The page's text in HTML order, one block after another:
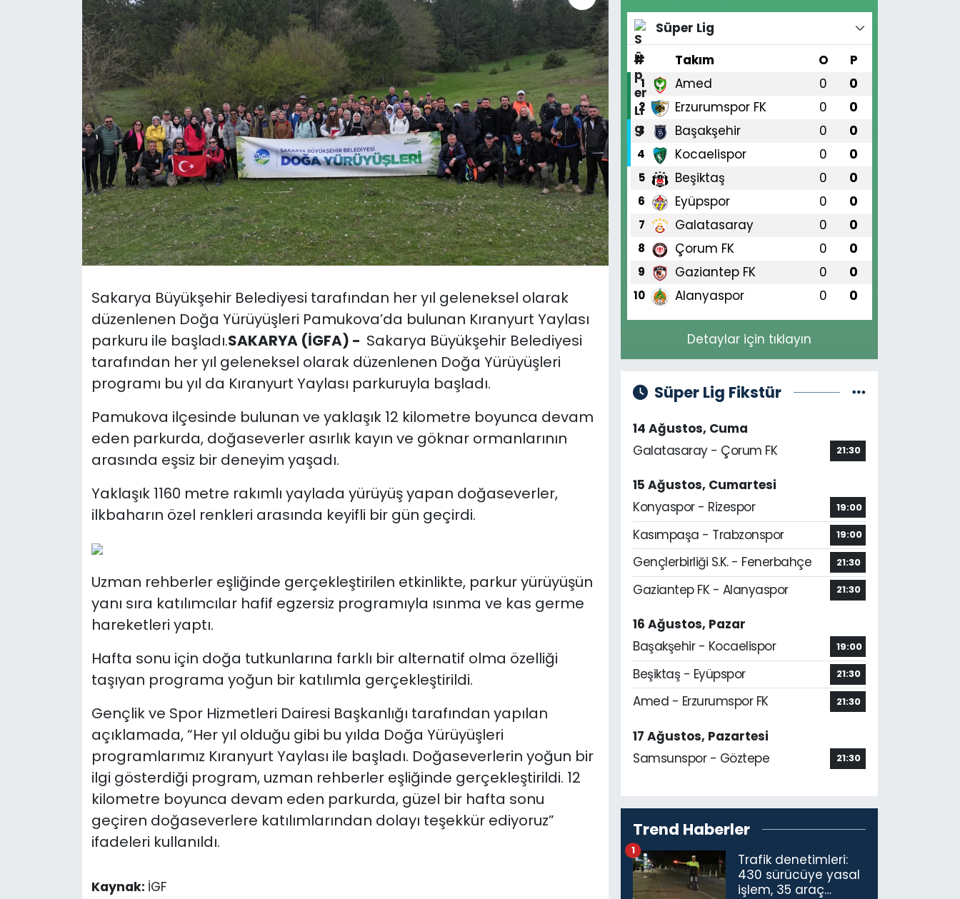
Sakarya Büyükşehir Belediyesi tarafından her yıl geleneksel olarak
düzenlenen Doğa Yürüyüşleri Pamukova’da bulunan Kıranyurt Yaylası
parkuru ile başladı.SAKARYA (İGFA) - Sakarya Büyükşehir Belediyesi
tarafından her yıl geleneksel olarak düzenlenen Doğa Yürüyüşleri
programı bu yıl da Kıranyurt Yaylası parkuruyla başladı.
Pamukova ilçesinde bulunan ve yaklaşık 12 kilometre boyunca devam
eden parkurda, doğaseverler asırlık kayın ve göknar ormanlarının
arasında eşsiz bir deneyim yaşadı.
Yaklaşık 1160 metre rakımlı yaylada yürüyüş yapan doğaseverler,
ilkbaharın özel renkleri arasında keyifli bir gün geçirdi.
Uzman rehberler eşliğinde gerçekleştirilen etkinlikte, parkur yürüyüşün
yanı sıra katılımcılar hafif egzersiz programıyla ısınma ve kas germe
hareketleri yaptı.
Hafta sonu için doğa tutkunlarına farklı bir alternatif olma özelliği
taşıyan programa yoğun bir katılımla gerçekleştirildi.
Gençlik ve Spor Hizmetleri Dairesi Başkanlığı tarafından yapılan
açıklamada, “Her yıl olduğu gibi bu yılda Doğa Yürüyüşleri
programlarımız Kıranyurt Yaylası ile başladı. Doğaseverlerin yoğun bir
ilgi gösterdiği program, uzman rehberler eşliğinde gerçekleştirildi. 12
kilometre boyunca devam eden parkurda, güzel bir hafta sonu
geçiren doğaseverlere katılımlarından dolayı teşekkür ediyoruz”
ifadeleri kullanıldı.
Kaynak: İGF
Süper Lig
#
Takım O P
1 Amed 0 0
2 Erzurumspor FK 0 0
3 Başakşehir 0 0
4 Kocaelispor 0 0
5 Beşiktaş 0 0
6 Eyüpspor 0 0
7 Galatasaray 0 0
8 Çorum FK 0 0
9 Gaziantep FK 0 0
10 Alanyaspor 0 0
Detaylar için tıklayın
Süper Lig Fikstür
14 Ağustos, Cuma
Galatasaray - Çorum FK
21:30
15 Ağustos, Cumartesi
Konyaspor - Rizespor
19:00
Kasımpaşa - Trabzonspor 19:00
Gençlerbirliği S.K. - Fenerbahçe 21:30
Gaziantep FK - Alanyaspor 21:30
16 Ağustos, Pazar
Başakşehir - Kocaelispor
19:00
Beşiktaş - Eyüpspor 21:30
Amed - Erzurumspor FK 21:30
17 Ağustos, Pazartesi
Samsunspor - Göztepe
21:30
Trend Haberler
Trafik denetimleri:
430 sürücüye yasal
işlem, 35 araç
1
Gündem
KKTC YEREL SEÇİM 2018
Kültür Sanat
Magazin
Nöbetçi Eczaneler
Teknoloji
Video Galeri